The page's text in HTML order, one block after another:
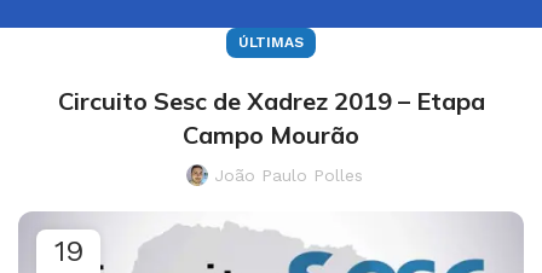
ÚLTIMAS
Circuito Sesc de Xadrez 2019 – Etapa
Campo Mourão
João Paulo Polles
19